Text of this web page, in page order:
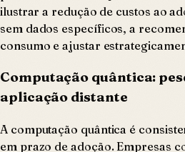
ilustrar a redução de custos ao
sem dados específicos, a
consumo e ajustar
Computação quântica:
aplicação distante
A computação quântica é
em prazo de adoção. Empresas